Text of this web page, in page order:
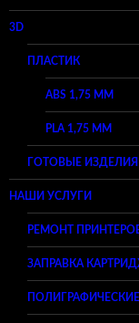
3D
ПЛАСТИК
ABS 1,75 ММ
PLA 1,75 ММ
ГОТОВЫЕ ИЗДЕЛИЯ
НАШИ УСЛУГИ
РЕМОНТ
ЗАПРАВКА